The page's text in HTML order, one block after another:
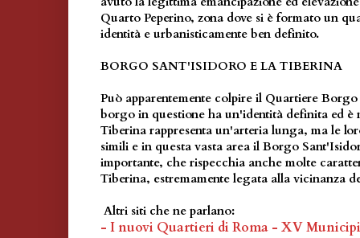
Quarto Peperino, zona dove si è formato un
identità e urbanisticamente ben definito.
BORGO SANT'ISIDORO E LA TIBERINA
Può apparentemente colpire il Quartiere
borgo in questione ha un'identità definita ed è
Tiberina rappresenta un'arteria lunga, ma le
simili e in questa vasta area il Borgo
importante, che rispecchia anche molte
Tiberina, estremamente legata alla vicinanza
Altri siti che ne parlano:
- I nuovi Quartieri di Roma - XV